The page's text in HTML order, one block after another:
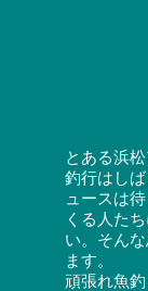
とある浜
釣行はし
ュースは
くる人た
い。そん
ます。
頑張れ魚釣